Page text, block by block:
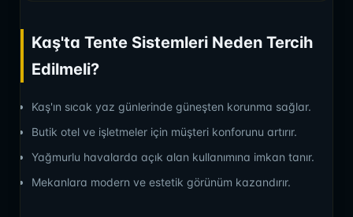
Kaş'ta Tente Sistemleri Neden Tercih
Edilmeli?
Kaş'ın sıcak yaz günlerinde güneşten korunma sağlar.
Butik otel ve işletmeler için müşteri konforunu artırır.
Yağmurlu havalarda açık alan kullanımına imkan tanır.
Mekanlara modern ve estetik görünüm kazandırır.